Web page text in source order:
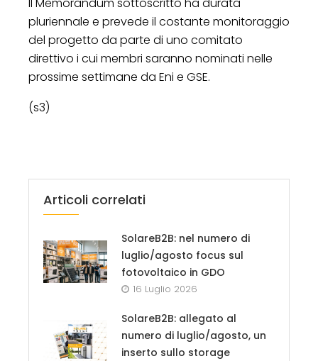
pluriennale e prevede il costante monitoraggio
del progetto da parte di uno comitato
direttivo i cui membri saranno nominati nelle
prossime settimane da Eni e GSE.
(s3)
Articoli correlati
SolareB2B: nel numero di
luglio/agosto focus sul
fotovoltaico in GDO
16 Luglio 2026
SolareB2B: allegato al
numero di luglio/agosto, un
inserto sullo storage